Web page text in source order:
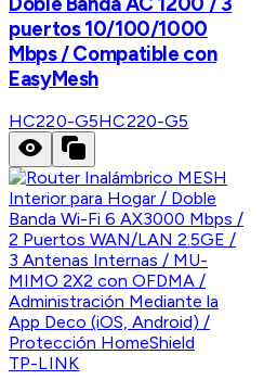
puertos 10/100/1000
Mbps / Compatible con
EasyMesh
HC220-G5HC220-G5
TP-LINK